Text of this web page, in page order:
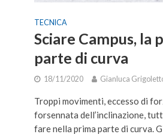
TECNICA
Sciare Campus, la
parte di curva
18/11/2020 Gianluca
Troppi movimenti, eccesso di
forsennata dell’inclinazione,
fare nella prima parte di curva.